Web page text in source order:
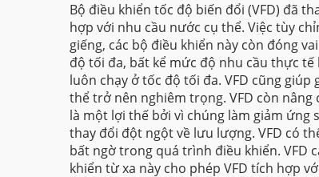
Bộ điều khiển tốc độ biến đổi (VFD) đã
hợp với nhu cầu nước cụ thể. Việc tùy
giếng, các bộ điều khiển này còn đóng
độ tối đa, bất kể mức độ nhu cầu thực
luôn chạy ở tốc độ tối đa. VFD cũng
thể trở nên nghiêm trọng. VFD còn
là một lợi thế bởi vì chúng làm giảm
thay đổi đột ngột về lưu lượng. VFD có
bất ngờ trong quá trình điều khiển. VFD
khiển từ xa này cho phép VFD tích hợp